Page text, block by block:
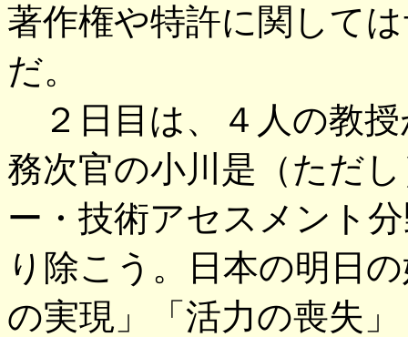
著作権や特許に関して
だ。
２日目は、４人の教授
務次官の小川是（ただ
ー・技術アセスメント
り除こう。日本の明日
の実現」「活力の喪失